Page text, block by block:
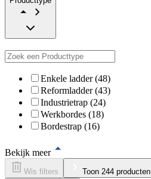
Enkele ladder (48)
Reformladder (43)
Industrietrap (24)
Werkbordes (18)
Bordestrap (16)
Bekijk meer
Wis filters Toon 244 producten